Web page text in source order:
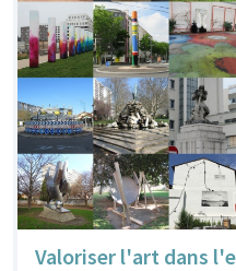
Valoriser l'art dans